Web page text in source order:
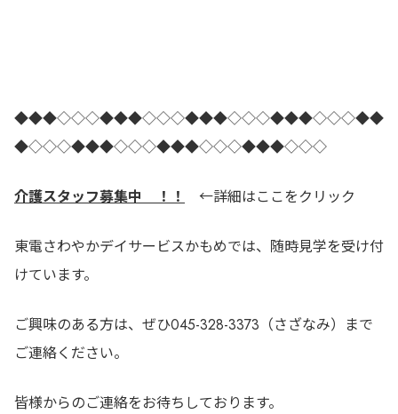
◆◆◆◇◇◇◆◆◆◇◇◇◆◆◆◇◇◇◆◆◆◇◇◇◆◆
◆◇◇◇◆◆◆◇◇◇◆◆◆◇◇◇◆◆◆◇◇◇
介護スタッフ募集中 ！！ ←詳細はここをクリック
東電さわやかデイサービスかもめでは、随時見学を受け付
けています。
ご興味のある方は、ぜひ045-328-3373（さざなみ）まで
ご連絡ください。
皆様からのご連絡をお待ちしております。